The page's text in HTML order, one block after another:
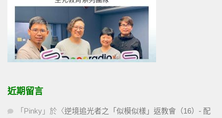
近期留言
「 Pinky 」於〈逆境追光者之「似模似樣」返教會（16）- 配